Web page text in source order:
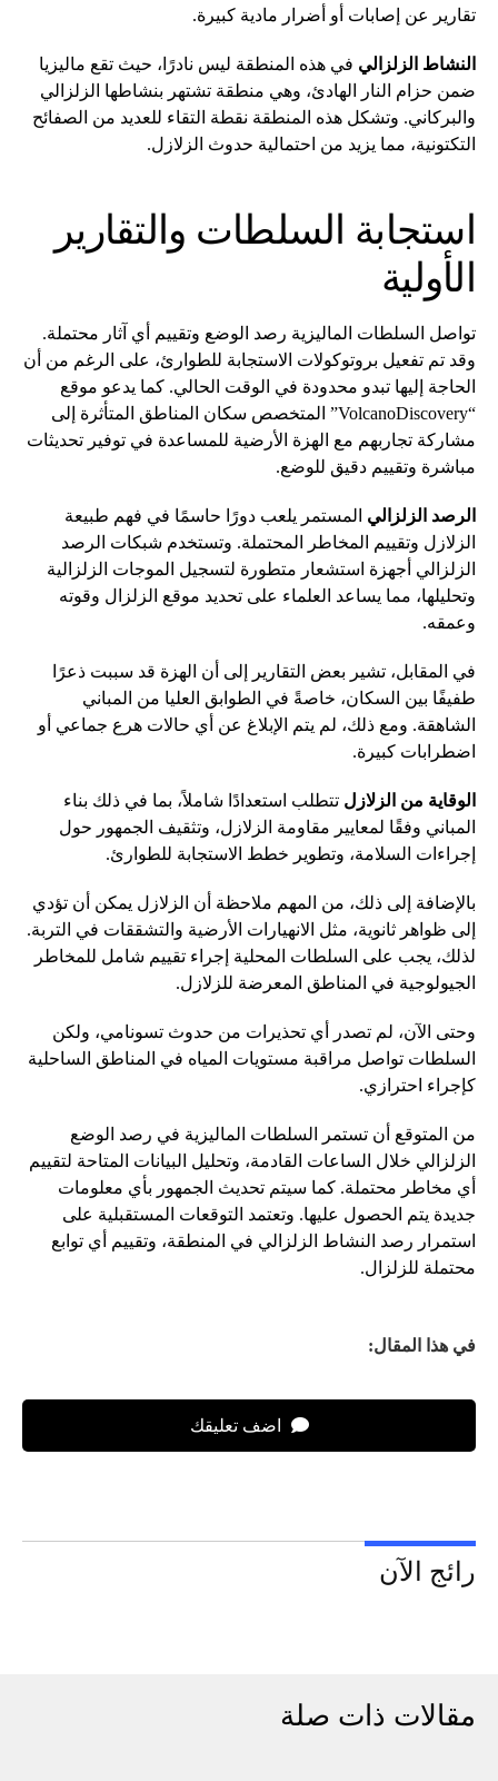
تقارير عن إصابات أو أضرار مادية كبيرة.
النشاط الزلزالي في هذه المنطقة ليس نادرًا، حيث تقع ماليزيا
ضمن حزام النار الهادئ، وهي منطقة تشتهر بنشاطها الزلزالي
والبركاني. وتشكل هذه المنطقة نقطة التقاء للعديد من الصفائح
التكتونية، مما يزيد من احتمالية حدوث الزلازل.
استجابة السلطات والتقارير
الأولية
تواصل السلطات الماليزية رصد الوضع وتقييم أي آثار محتملة.
وقد تم تفعيل بروتوكولات الاستجابة للطوارئ، على الرغم من أن
الحاجة إليها تبدو محدودة في الوقت الحالي. كما يدعو موقع
“VolcanoDiscovery” المتخصص سكان المناطق المتأثرة إلى
مشاركة تجاربهم مع الهزة الأرضية للمساعدة في توفير تحديثات
مباشرة وتقييم دقيق للوضع.
الرصد الزلزالي المستمر يلعب دورًا حاسمًا في فهم طبيعة
الزلازل وتقييم المخاطر المحتملة. وتستخدم شبكات الرصد
الزلزالي أجهزة استشعار متطورة لتسجيل الموجات الزلزالية
وتحليلها، مما يساعد العلماء على تحديد موقع الزلزال وقوته
وعمقه.
في المقابل، تشير بعض التقارير إلى أن الهزة قد سببت ذعرًا
طفيفًا بين السكان، خاصةً في الطوابق العليا من المباني
الشاهقة. ومع ذلك، لم يتم الإبلاغ عن أي حالات هرع جماعي أو
اضطرابات كبيرة.
الوقاية من الزلازل تتطلب استعدادًا شاملاً، بما في ذلك بناء
المباني وفقًا لمعايير مقاومة الزلازل، وتثقيف الجمهور حول
إجراءات السلامة، وتطوير خطط الاستجابة للطوارئ.
بالإضافة إلى ذلك، من المهم ملاحظة أن الزلازل يمكن أن تؤدي
إلى ظواهر ثانوية، مثل الانهيارات الأرضية والتشققات في التربة.
لذلك، يجب على السلطات المحلية إجراء تقييم شامل للمخاطر
الجيولوجية في المناطق المعرضة للزلازل.
وحتى الآن، لم تصدر أي تحذيرات من حدوث تسونامي، ولكن
السلطات تواصل مراقبة مستويات المياه في المناطق الساحلية
كإجراء احترازي.
من المتوقع أن تستمر السلطات الماليزية في رصد الوضع
الزلزالي خلال الساعات القادمة، وتحليل البيانات المتاحة لتقييم
أي مخاطر محتملة. كما سيتم تحديث الجمهور بأي معلومات
جديدة يتم الحصول عليها. وتعتمد التوقعات المستقبلية على
استمرار رصد النشاط الزلزالي في المنطقة، وتقييم أي توابع
محتملة للزلزال.
في هذا المقال:
اضف تعليقك
رائج الآن
مقالات ذات صلة